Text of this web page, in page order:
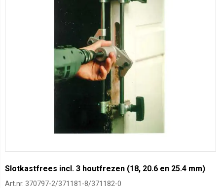
Slotkastfrees incl. 3 houtfrezen (18, 20.6 en 25.4 mm)
Art.nr. 370797-2/371181-8/371182-0